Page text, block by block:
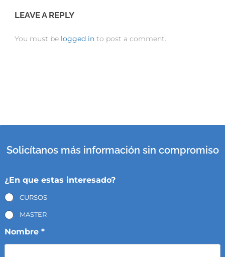
LEAVE A REPLY
You must be logged in to post a comment.
Solicítanos más información sin compromiso
¿En que estas interesado?
CURSOS
MASTER
Nombre *